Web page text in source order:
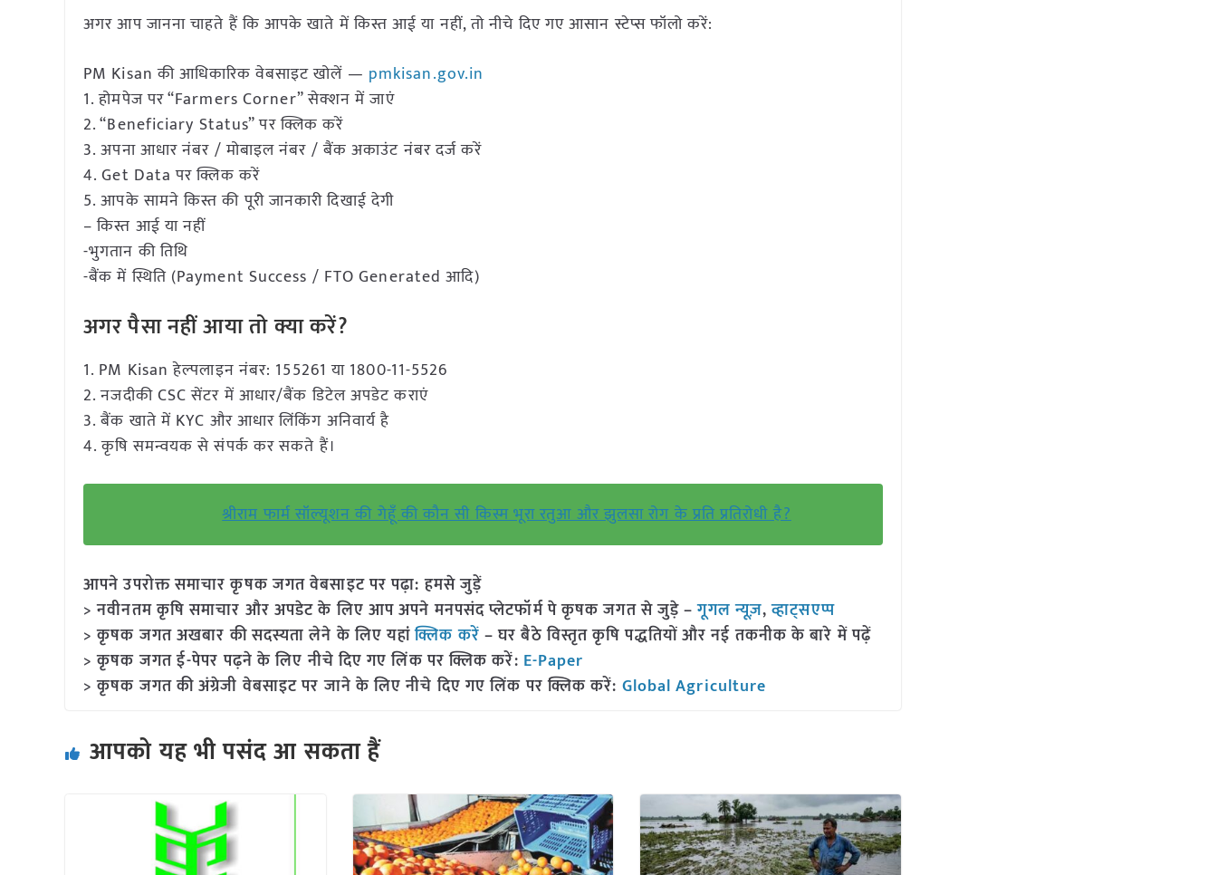
अगर आप जानना चाहते हैं कि आपके खाते में किस्त आई या नहीं, तो नीचे दिए गए आसान स्टेप्स फॉलो करें:
PM Kisan की आधिकारिक वेबसाइट खोलें — pmkisan.gov.in
1. होमपेज पर “Farmers Corner” सेक्शन में जाएं
2. “Beneficiary Status” पर क्लिक करें
3. अपना आधार नंबर / मोबाइल नंबर / बैंक अकाउंट नंबर दर्ज करें
4. Get Data पर क्लिक करें
5. आपके सामने किस्त की पूरी जानकारी दिखाई देगी
– किस्त आई या नहीं
-भुगतान की तिथि
-बैंक में स्थिति (Payment Success / FTO Generated आदि)
अगर पैसा नहीं आया तो क्या करें?
1. PM Kisan हेल्पलाइन नंबर: 155261 या 1800-11-5526
2. नजदीकी CSC सेंटर में आधार/बैंक डिटेल अपडेट कराएं
3. बैंक खाते में KYC और आधार लिंकिंग अनिवार्य है
4. कृषि समन्वयक से संपर्क कर सकते हैं।
श्रीराम फार्म सॉल्यूशन की गेहूँ की कौन सी किस्म भूरा रतुआ और झुलसा रोग के प्रति प्रतिरोधी है?
आपने उपरोक्त समाचार कृषक जगत वेबसाइट पर पढ़ा: हमसे जुड़ें
> नवीनतम कृषि समाचार और अपडेट के लिए आप अपने मनपसंद प्लेटफॉर्म पे कृषक जगत से जुड़े –गूगल न्यूज़,व्हाट्सएप्प
> कृषक जगत अखबार की सदस्यता लेने के लिए यहांक्लिक करें – घर बैठे विस्तृत कृषि पद्धतियों और नई तकनीक के बारे में पढ़ें
> कृषक जगत ई-पेपर पढ़ने के लिए नीचे दिए गए लिंक पर क्लिक करें: E-Paper
> कृषक जगत की अंग्रेजी वेबसाइट पर जाने के लिए नीचे दिए गए लिंक पर क्लिक करें: Global Agriculture
आपको यह भी पसंद आ सकता हैं